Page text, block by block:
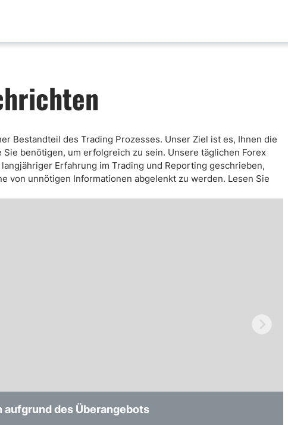
Forex News
Analyse
FX Signale
Di Base Forex
Forex
Bitcoin-USD
Bestandteil des Trading Prozesses. Unser Ziel ist es, Ihnen die
benötigen, um erfolgreich zu sein. Unsere täglichen Forex
Erfahrung im Trading und Reporting geschrieben,
von unnötigen Informationen abgelenkt zu werden. Lesen Sie
des Überangebots
sich aus Angst der Händler fort
nach Tech Sorgen